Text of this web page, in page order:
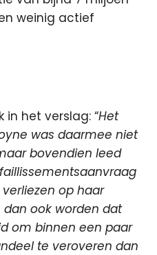
weinig actief
in het verslag: “Het
was daarmee niet
bovendien leed
op haar
dan ook worden dat
om binnen een paar
te veroveren dan